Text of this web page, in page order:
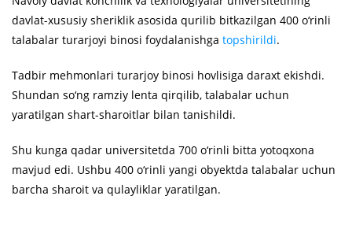
davlat-xususiy sheriklik asosida qurilib bitkazilgan 400 o‘rinli
talabalar turarjoyi binosi foydalanishga topshirildi.
Tadbir mehmonlari turarjoy binosi hovlisiga daraxt ekishdi.
Shundan so‘ng ramziy lenta qirqilib, talabalar uchun
yaratilgan shart-sharoitlar bilan tanishildi.
Shu kunga qadar universitetda 700 o‘rinli bitta yotoqxona
mavjud edi. Ushbu 400 o‘rinli yangi obyektda talabalar uchun
barcha sharoit va qulayliklar yaratilgan.